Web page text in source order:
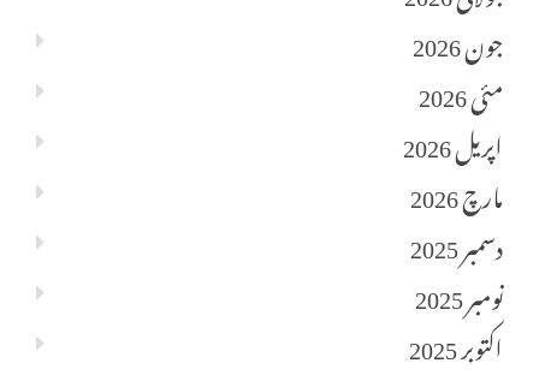
جون 2026
مئی 2026
اپریل 2026
مارچ 2026
دسمبر 2025
نومبر 2025
اکتوبر 2025